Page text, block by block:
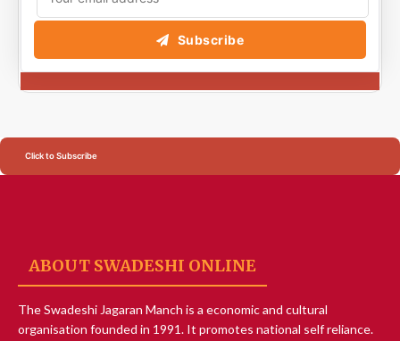
Subscribe
Click to Subscribe
ABOUT SWADESHI ONLINE
The Swadeshi Jagaran Manch is a economic and cultural
organisation founded in 1991. It promotes national self reliance.